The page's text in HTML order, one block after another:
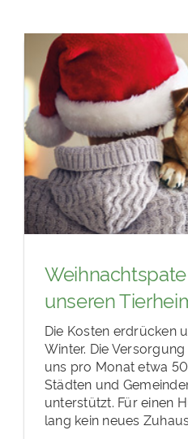
unseren
Die Kosten erdrücken
Winter. Die
uns pro Monat etwa
Städten und
unterstützt. Für einen
lang kein neues